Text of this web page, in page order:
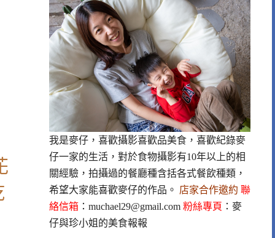
我是麥仔，喜歡攝影喜歡品美食，喜歡紀錄麥
仔一家的生活，對於食物攝影有10年以上的相
關經驗，拍攝過的餐廳種含括各式餐飲種類，
希望大家能喜歡麥仔的作品。 店家合作邀約 聯
絡信箱： muchael29@gmail.com 粉絲專頁 ： 麥
仔與珍小姐的美食報報